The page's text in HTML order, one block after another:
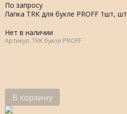
По запросу
Лапка TRK для букле PROFF 1шт, шт
Нет в наличии
Артикул: TRK букле PROFF
В корзину